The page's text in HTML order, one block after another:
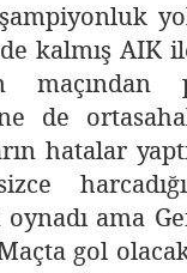
kalmış AIK
de
hatalar
ama
gol